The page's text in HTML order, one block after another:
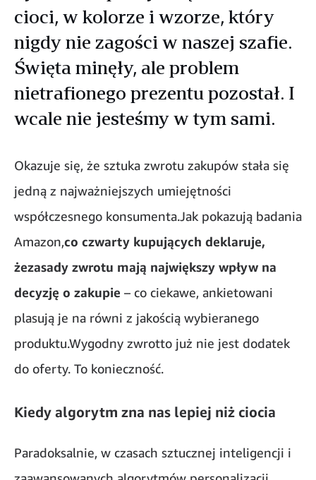
cioci, w kolorze i wzorze, który
nigdy nie zagości w naszej szafie.
Święta minęły, ale problem
nietrafionego prezentu pozostał. I
wcale nie jesteśmy w tym sami.
Okazuje się, że sztuka zwrotu zakupów stała się
jedną z najważniejszych umiejętności
współczesnego konsumenta.Jak pokazują badania
Amazon,co czwarty kupujących deklaruje,
żezasady zwrotu mają największy wpływ na
decyzję o zakupie – co ciekawe, ankietowani
plasują je na równi z jakością wybieranego
produktu.Wygodny zwrotto już nie jest dodatek
do oferty. To konieczność.
Kiedy algorytm zna nas lepiej niż ciocia
Paradoksalnie, w czasach sztucznej inteligencji i